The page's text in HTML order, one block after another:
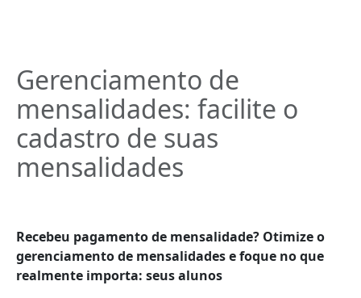
Gerenciamento de
mensalidades: facilite o
cadastro de suas
mensalidades
Recebeu pagamento de mensalidade? Otimize o
gerenciamento de mensalidades e foque no que
realmente importa: seus alunos